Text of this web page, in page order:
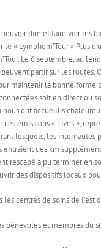
pouvoir dire et faire voir les
le « Lymphom’Tour » Plus
Le 6 septembre, au
partir sur les
maintenir la bonne
soit en direct ou
nous ont accueillis
émissions « Lives »,
lesquels, les internautes
entraient des km
rescapé a pu terminer en
des dispositifs locaux
les centres de soins de
bénévoles et membres du